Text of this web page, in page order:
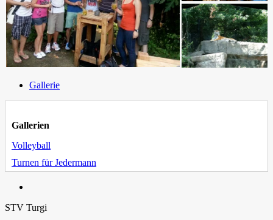
Gallerie
Gallerien
Volleyball
Turnen für Jedermann
STV Turgi